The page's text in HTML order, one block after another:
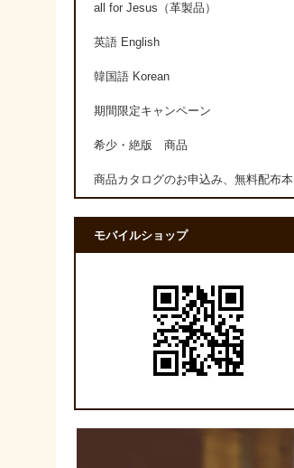
all for Jesus（革製品）
英語 English
韓国語 Korean
期間限定キャンペーン
希少・絶版 商品
商品カタログのお申込み、無料配布本
モバイルショップ